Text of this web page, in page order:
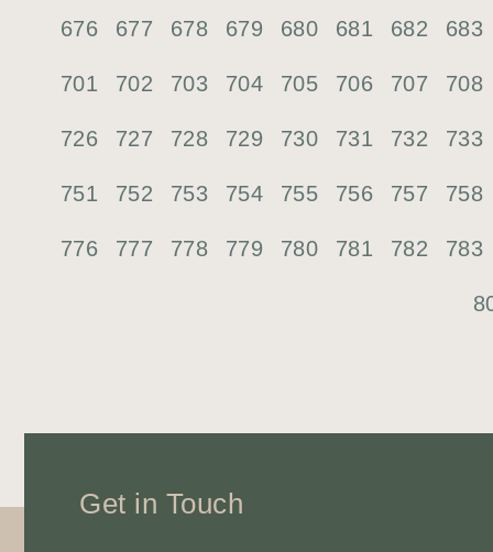
676 677 678 679 680 681 682 683
701 702 703 704 705 706 707 708
726 727 728 729 730 731 732 733
751 752 753 754 755 756 757 758
776 777 778 779 780 781 782 783
Get in Touch